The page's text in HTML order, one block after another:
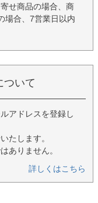
せ商品の場合、商
場合、7営業日以内
ついて
アドレスを登録し
たします。
ありません。
詳しくはこちら